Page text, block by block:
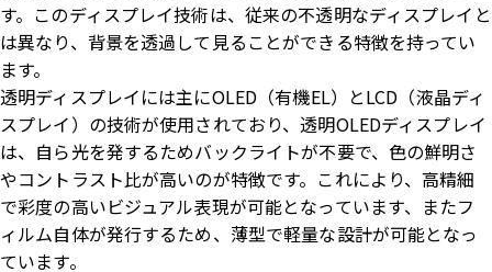
す。このディスプレイ技術は、従来の不透明なディスプレイと
は異なり、背景を透過して見ることができる特徴を持ってい
ます。
透明ディスプレイには主にOLED（有機EL）とLCD（液晶ディ
スプレイ）の技術が使用されており、透明OLEDディスプレイ
は、自ら光を発するためバックライトが不要で、色の鮮明さ
やコントラスト比が高いのが特徴です。これにより、高精細
で彩度の高いビジュアル表現が可能となっています、またフ
ィルム自体が発行するため、薄型で軽量な設計が可能となっ
ています。